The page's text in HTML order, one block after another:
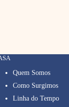
Quem Somos
Como Surgimos
Linha do Tempo